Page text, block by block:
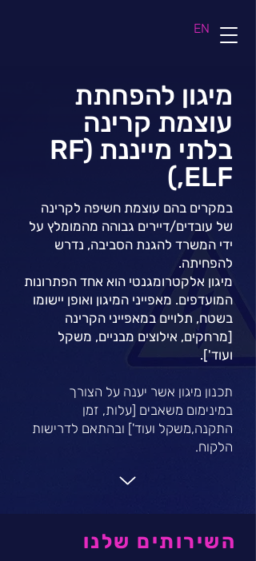
EN
מיגון להפחתת
עוצמת קרינה
בלתי מייננת (RF
,ELF)
במקרים בהם עוצמת חשיפה לקרינה
של עובדים/דיירים גבוהה מהמומלץ על
ידי המשרד להגנת הסביבה, נדרש
להפחיתה.
מיגון אלקטרומגנטי הוא אחד הפתרונות
המועדפים. מאפייני המיגון ואופן יישומו
בשטח, תלויים במאפייני הקרינה
[מרחקים, אילוצים מבניים, משקל
ועוד'].
תכנון מיגון אשר יענה על הצורך
במינימום משאבים [עלות, זמן
התקנה,משקל ועוד'] ובהתאם לדרישות
הלקוח.
השירותים שלנו